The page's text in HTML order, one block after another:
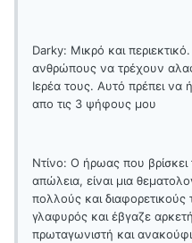
Darky: Μικρό και
ανθρώπους να τρέχουν
Ιερέα τους. Αυτό πρέπει να
απο τις 3 ψήφους μου
Ντίνο: Ο ήρωας που
απώλεια, είναι μια
πολλούς και
γλαφυρός και έβγαζε
πρωταγωνιστή και